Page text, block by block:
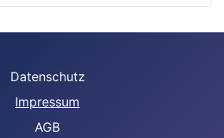
Datenschutz
Impressum
AGB